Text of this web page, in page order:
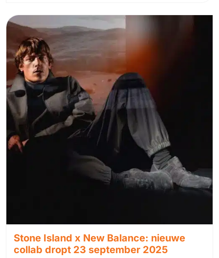
Stone Island x New Balance: nieuwe
collab dropt 23 september 2025